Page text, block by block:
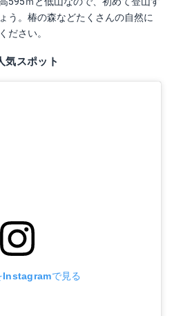
う。椿の森などたくさんの自然に
ださい。
気スポット
Instagramで見る